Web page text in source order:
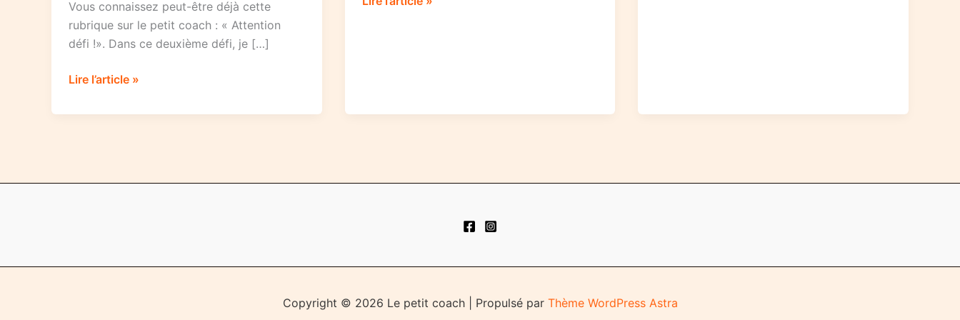
Vous connaissez peut-être déjà cette
rubrique sur le petit coach : « Attention
défi !». Dans ce deuxième défi, je […]
Attention
numéro
Lire l’article »
réussissent
Copyright © 2026 Le petit coach | Propulsé par Thème WordPress Astra